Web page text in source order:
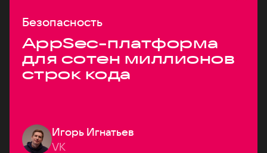
Безопасность
AppSec-платформа
для сотен миллионов
строк кода
Игорь Игнатьев
VK